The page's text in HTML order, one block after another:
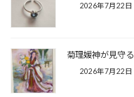
2026年7月22日
菊理媛神が見守る
2026年7月22日